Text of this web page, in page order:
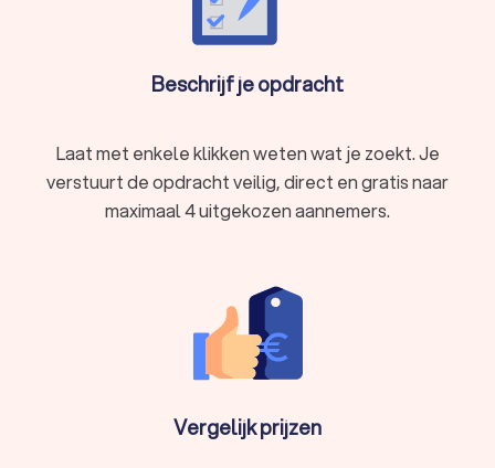
Beschrijf je opdracht
Laat met enkele klikken weten wat je zoekt. Je
verstuurt de opdracht veilig, direct en gratis naar
maximaal 4 uitgekozen aannemers.
Vergelijk prijzen